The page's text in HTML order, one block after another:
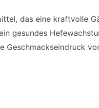
das eine kraftvolle
gesundes